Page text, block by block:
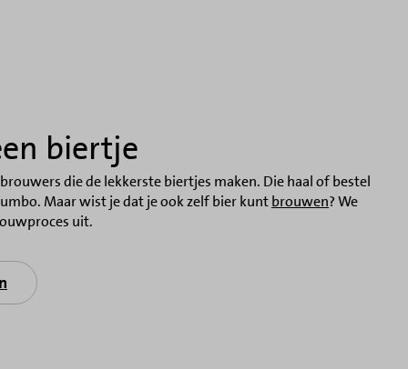
biertje
die de lekkerste biertjes maken. Die haal of bestel
Maar wist je dat je ook zelf bier kuntbrouwen? We
uit.